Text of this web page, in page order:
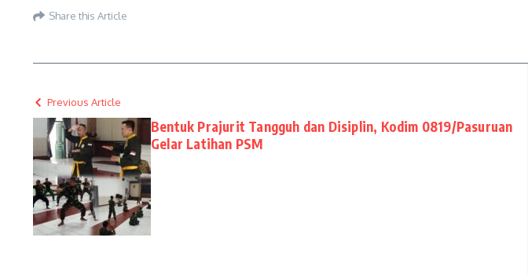
Share this Article
Previous Article
Bentuk Prajurit Tangguh dan Disiplin, Kodim 0819/Pasuruan
Gelar Latihan PSM